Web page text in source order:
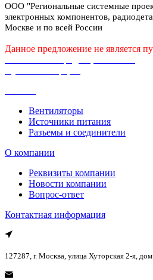
ООО "Региональные системные
электронных компонентов,
Москве и по всей России
Данное предложение не является
Вентиляторы
Источники питания
Разъемы и соединители
О компании
Реквизиты компании
Новости компании
Вопрос-ответ
Контактная информация
127287, г. Москва, улица Хуторская 2-я,